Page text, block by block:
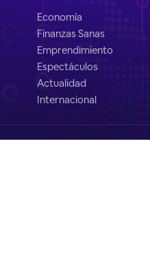
Economía
Finanzas Sanas
Emprendimiento
Espectáculos
Actualidad
Internacional